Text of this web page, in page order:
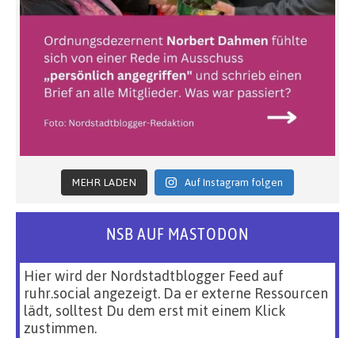
MEHR LADEN Auf Instagram folgen
NSB AUF MASTODON
Hier wird der Nordstadtblogger Feed auf
ruhr.social angezeigt. Da er externe Ressourcen
lädt, solltest Du dem erst mit einem Klick
zustimmen.